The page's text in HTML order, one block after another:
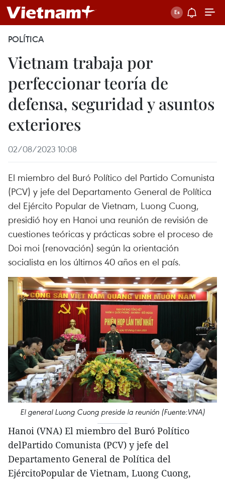
POLÍTICA
Vietnam trabaja por
perfeccionar teoría de
defensa, seguridad y asuntos
exteriores
02/08/2023 10:08
El miembro del Buró Político del Partido Comunista
(PCV) y jefe del Departamento General de Política
del Ejército Popular de Vietnam, Luong Cuong,
presidió hoy en Hanoi una reunión de revisión de
cuestiones teóricas y prácticas sobre el proceso de
Doi moi (renovación) según la orientación
socialista en los últimos 40 años en el país.
El general Luong Cuong preside la reunión (Fuente:VNA)
Hanoi (VNA) El miembro del Buró Político
delPartido Comunista (PCV) y jefe del
Departamento General de Política del
EjércitoPopular de Vietnam, Luong Cuong,